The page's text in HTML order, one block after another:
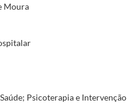
Moura
Psicoterapia e Intervenção